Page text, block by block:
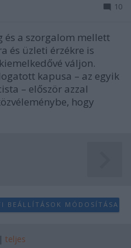
10
és a szorgalom mellett
és üzleti érzékre is
váljon.
kapusa – az egyik
– először azzal
hogy
BEÁLLÍTÁSOK MÓDOSÍTÁSA
| teljes